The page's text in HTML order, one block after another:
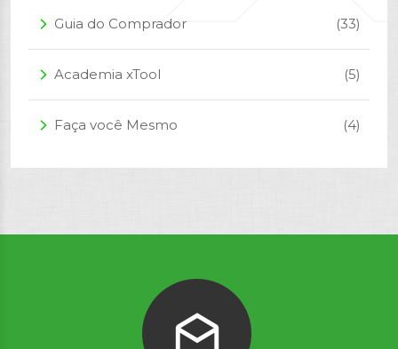
arrow_forward_ios Guia do Comprador (33)
arrow_forward_ios Academia xTool (5)
arrow_forward_ios Faça você Mesmo (4)